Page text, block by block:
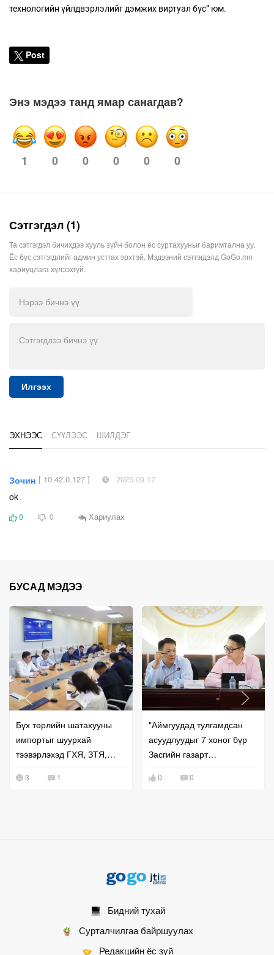
технологийн үйлдвэрлэлийг дэмжих виртуал бүс” юм.
Post
Энэ мэдээ танд ямар санагдав?
1 0 0 0 0 0
Сэтгэгдэл (1)
Та сэтгэгдэл бичихдээ хууль зүйн болон ёс суртахууныг баримтална уу.
Ёс бус сэтгэгдлийг админ устгах эрхтэй. Мэдээний сэтгэгдэлд GoGo.mn
хариуцлага хүлээхгүй.
Илгээх
ЭХНЭЭС СҮҮЛЭЭС ШИЛДЭГ
Зочин [ 10.42.0.127 ] 2025.09.17
ok
0 0 Хариулах
БУСАД МЭДЭЭ
Бүх төрлийн шатахууны
импортыг шуурхай
тээвэрлэхэд ГХЯ, ЗТЯ,
3 1
"Аймгуудад тулгамдсан
асуудлуудыг 7 хоног бүр
Засгийн газарт
шийдвэрлүүлнэ"
0 0
Бидний тухай
Сурталчилгаа байршуулах
Редакцийн ёс зүй